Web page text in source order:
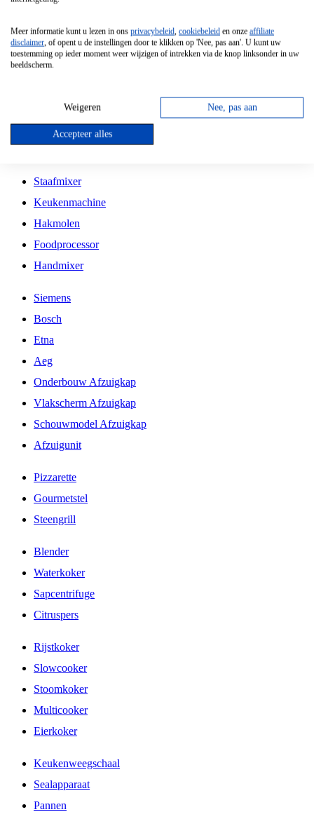
Vrijstaande Magnetron
Vrijstaande Kookplaat
Inbouw Gaskookplaat
Inbouw Keramische Kookplaat
Kookplaat Accessoires
Staafmixer
Keukenmachine
Hakmolen
Foodprocessor
Handmixer
Siemens
Bosch
Etna
Aeg
Onderbouw Afzuigkap
Vlakscherm Afzuigkap
Schouwmodel Afzuigkap
Afzuigunit
Pizzarette
Gourmetstel
Steengrill
Blender
Waterkoker
Sapcentrifuge
Citruspers
Rijstkoker
Slowcooker
Stoomkoker
Multicooker
Eierkoker
Keukenweegschaal
Sealapparaat
Pannen
Meer informatie kunt u lezen in ons privacybeleid, cookiebeleid en onze affiliate
disclaimer, of opent u de instellingen door te klikken op 'Nee, pas aan'. U kunt uw
toestemming op ieder moment weer wijzigen of intrekken via de knop linksonder in uw
beeldscherm.
Weigeren Nee, pas aan
Accepteer alles